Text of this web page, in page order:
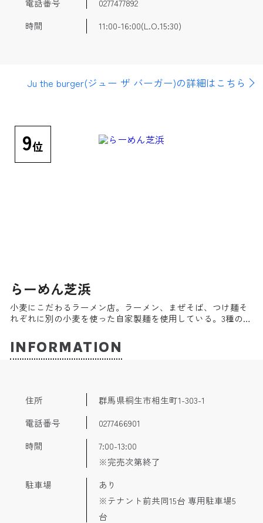
電話番号
0277477892
時間
11:00-16:00(L.O.15:30)
Ju the burger(ジュー ザ バーガー)の詳細はこちら
9位
らーめん芝浜
小麦にこだわるラーメン店。ラーメン、まぜそば、つけ麺そ
れぞれに別の小麦を使った自家製麺を使用している。3種の麺
味を食べ比べられる人気メニュー。朝のオープンからラーメ
ンを食べる「朝ラーメン」も好評だ。親子丼やA4和牛ハンバ
ーグ丼がセットになったバラエティ豊かなメニューが並んで
INFORMATION
住所
群馬県桐生市相生町1-303-1
電話番号
0277466901
時間
7:00-13:00
※完売次第終了
駐車場
あり
※テナント前共同15台 専用駐車場5
台